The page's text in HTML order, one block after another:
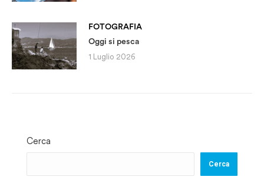
FOTOGRAFIA
Oggi si pesca
1 Luglio 2026
Cerca
Cerca